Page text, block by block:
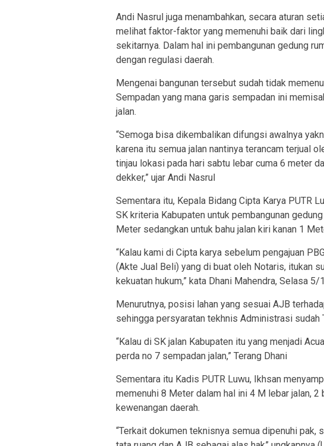
Andi Nasrul juga menambahkan, secara aturan
melihat faktor-faktor yang memenuhi baik dari
sekitarnya. Dalam hal ini pembangunan gedung
dengan regulasi daerah.
Mengenai bangunan tersebut sudah tidak
Sempadan yang mana garis sempadan ini
jalan.
“Semoga bisa dikembalikan difungsi awalnya
karena itu semua jalan nantinya terancam terjual
tinjau lokasi pada hari sabtu lebar cuma 6 meter
dekker,” ujar Andi Nasrul
Sementara itu, Kepala Bidang Cipta Karya PUTR
SK kriteria Kabupaten untuk pembangunan
Meter sedangkan untuk bahu jalan kiri kanan 1
“Kalau kami di Cipta karya sebelum pengajuan
(Akte Jual Beli) yang di buat oleh Notaris, itukan
kekuatan hukum,” kata Dhani Mahendra, Selasa
Menurutnya, posisi lahan yang sesuai AJB
sehingga persyaratan tekhnis Administrasi sudah
“Kalau di SK jalan Kabupaten itu yang menjadi
perda no 7 sempadan jalan,” Terang Dhani
Sementara itu Kadis PUTR Luwu, Ikhsan
memenuhi 8 Meter dalam hal ini 4 M lebar jalan, 2
kewenangan daerah.
“Terkait dokumen teknisnya semua dipenuhi pak,